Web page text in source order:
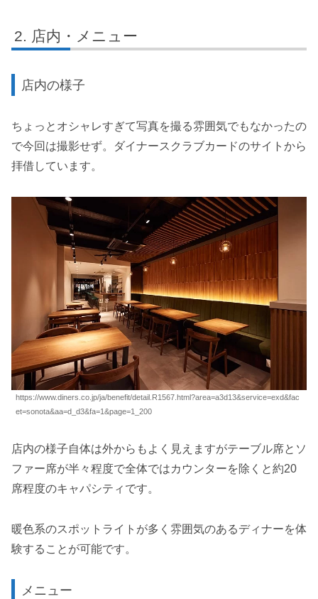
店内・メニュー
店内の様子
ちょっとオシャレすぎて写真を撮る雰囲気でもなかったの
で今回は撮影せず。ダイナースクラブカードのサイトから
拝借しています。
https://www.diners.co.jp/ja/benefit/detail.R1567.html?area=a3d13&service=exd&fac
et=sonota&aa=d_d3&fa=1&page=1_200
店内の様子自体は外からもよく見えますがテーブル席とソ
ファー席が半々程度で全体ではカウンターを除くと約20
席程度のキャパシティです。
暖色系のスポットライトが多く雰囲気のあるディナーを体
験することが可能です。
メニュー